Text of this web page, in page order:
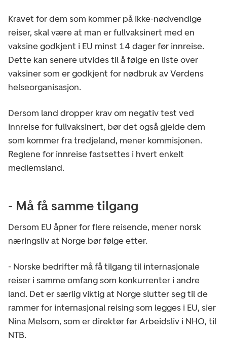
Kravet for dem som kommer på ikke-nødvendige
reiser, skal være at man er fullvaksinert med en
vaksine godkjent i EU minst 14 dager før innreise.
Dette kan senere utvides til å følge en liste over
vaksiner som er godkjent for nødbruk av Verdens
helseorganisasjon.
Dersom land dropper krav om negativ test ved
innreise for fullvaksinert, bør det også gjelde dem
som kommer fra tredjeland, mener kommisjonen.
Reglene for innreise fastsettes i hvert enkelt
medlemsland.
- Må få samme tilgang
Dersom EU åpner for flere reisende, mener norsk
næringsliv at Norge bør følge etter.
- Norske bedrifter må få tilgang til internasjonale
reiser i samme omfang som konkurrenter i andre
land. Det er særlig viktig at Norge slutter seg til de
rammer for internasjonal reising som legges i EU, sier
Nina Melsom, som er direktør før Arbeidsliv i NHO, til
NTB.